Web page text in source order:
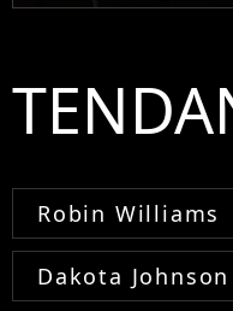
Robin Williams
Dakota Johnson